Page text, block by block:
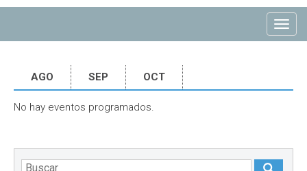
AGO SEP OCT
No hay eventos programados.